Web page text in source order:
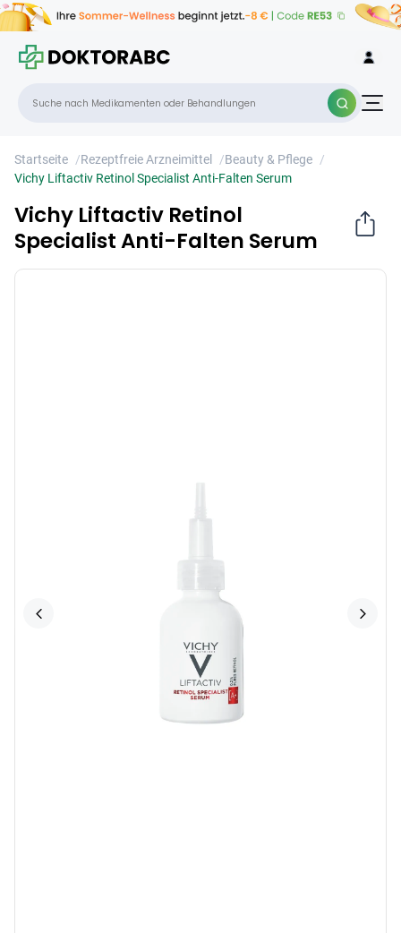
Startseite /Rezeptfreie Arzneimittel /Beauty & Pflege /
Vichy Liftactiv Retinol Specialist Anti-Falten Serum
Vichy Liftactiv Retinol
Specialist Anti-Falten Serum
Falten Serum
×